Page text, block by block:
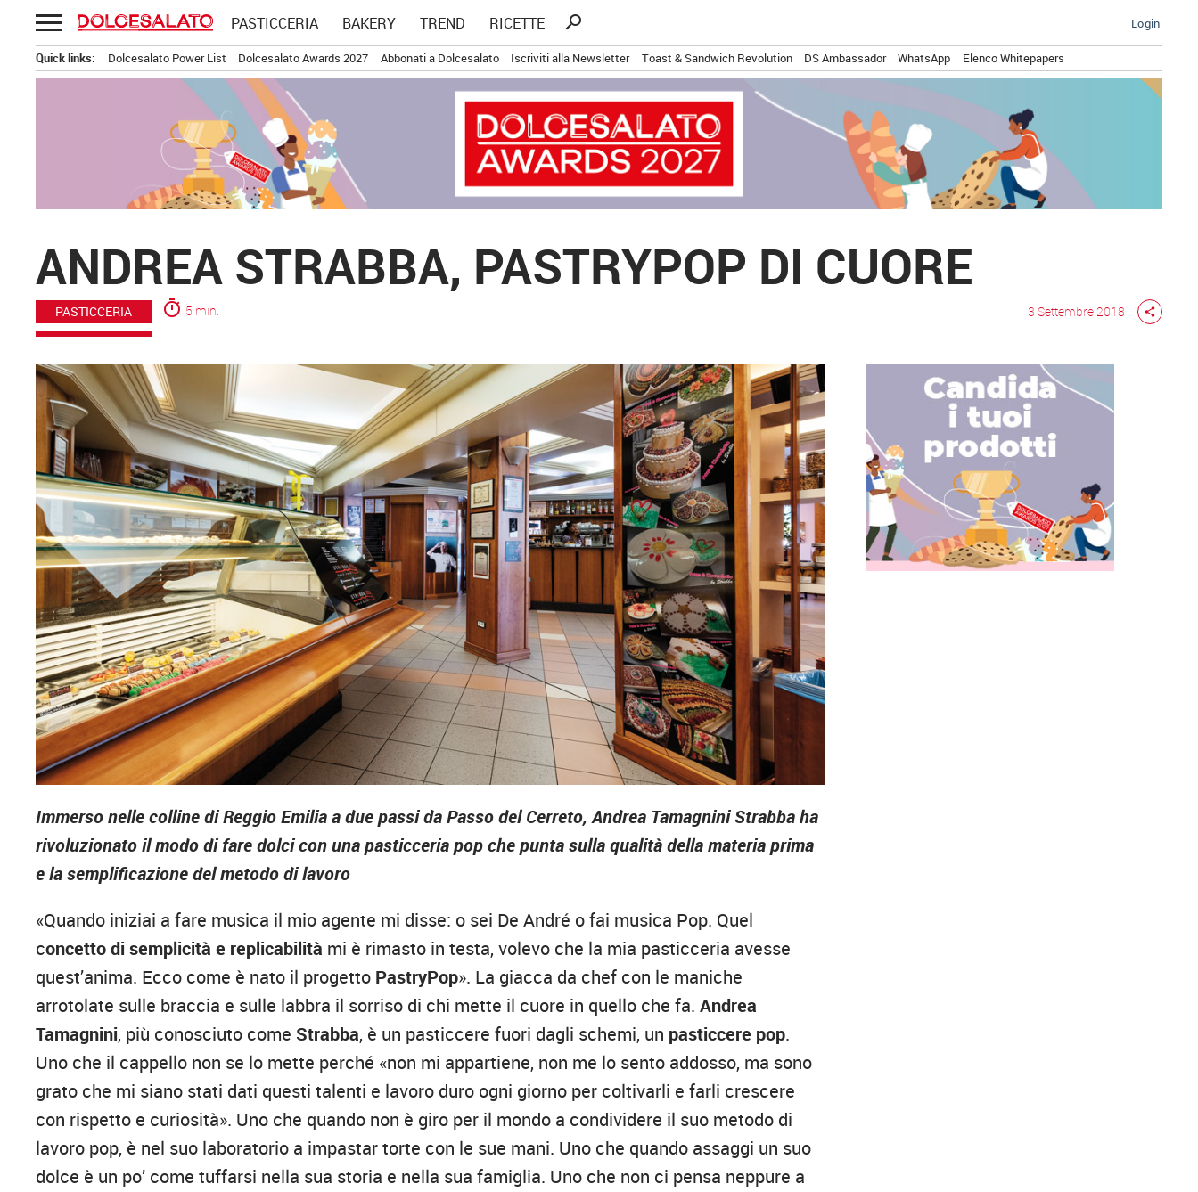
Passa
al
contenuto
PASTICCERIA BAKERY TREND RICETTE
Ricerca
search Login
Quick links: Dolcesalato Power List Dolcesalato Awards 2027 Abbonati a Dolcesalato Iscriviti alla Newsletter Toast & Sandwich Revolution DS Ambassador WhatsApp Elenco Whitepapers
ANDREA STRABBA, PASTRYPOP DI CUORE
PASTICCERIA timer 5 min. 3 Settembre 2018 share
Immerso nelle colline di Reggio Emilia a due passi da Passo del Cerreto, Andrea Tamagnini Strabba ha
rivoluzionato il modo di fare dolci con una pasticceria pop che punta sulla qualità della materia prima
e la semplificazione del metodo di lavoro
«Quando iniziai a fare musica il mio agente mi disse: o sei De André o fai musica Pop. Quel
concetto di semplicità e replicabilità mi è rimasto in testa, volevo che la mia pasticceria avesse
quest’anima. Ecco come è nato il progetto PastryPop». La giacca da chef con le maniche
arrotolate sulle braccia e sulle labbra il sorriso di chi mette il cuore in quello che fa. Andrea
Tamagnini, più conosciuto come Strabba, è un pasticcere fuori dagli schemi, un pasticcere pop.
Uno che il cappello non se lo mette perché «non mi appartiene, non me lo sento addosso, ma sono
grato che mi siano stati dati questi talenti e lavoro duro ogni giorno per coltivarli e farli crescere
con rispetto e curiosità». Uno che quando non è giro per il mondo a condividere il suo metodo di
lavoro pop, è nel suo laboratorio a impastar torte con le sue mani. Uno che quando assaggi un suo
dolce è un po’ come tuffarsi nella sua storia e nella sua famiglia. Uno che non ci pensa neppure a